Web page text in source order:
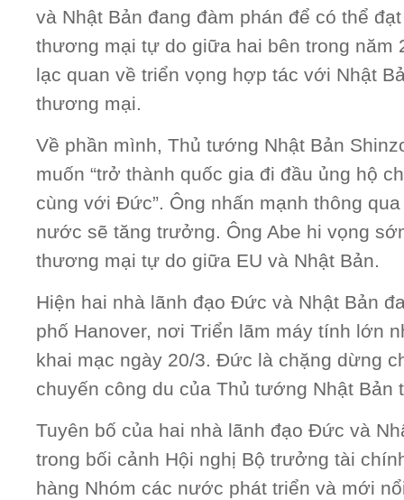
và Nhật Bản đang đàm phán để có thể
thương mại tự do giữa hai bên trong năm
lạc quan về triển vọng hợp tác với Nhật
thương mại.
Về phần mình, Thủ tướng Nhật Bản
muốn “trở thành quốc gia đi đầu ủng hộ
cùng với Đức”. Ông nhấn mạnh thông
nước sẽ tăng trưởng. Ông Abe hi vọng
thương mại tự do giữa EU và Nhật Bản.
Hiện hai nhà lãnh đạo Đức và Nhật Bản
phố Hanover, nơi Triển lãm máy tính lớn
khai mạc ngày 20/3. Đức là chặng dừng
chuyến công du của Thủ tướng Nhật Bản
Tuyên bố của hai nhà lãnh đạo Đức và
trong bối cảnh Hội nghị Bộ trưởng tài
hàng Nhóm các nước phát triển và mới